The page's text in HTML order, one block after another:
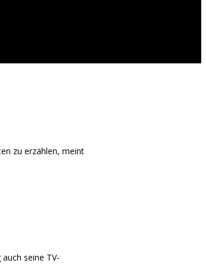
zu erzählen, meint
seine TV-